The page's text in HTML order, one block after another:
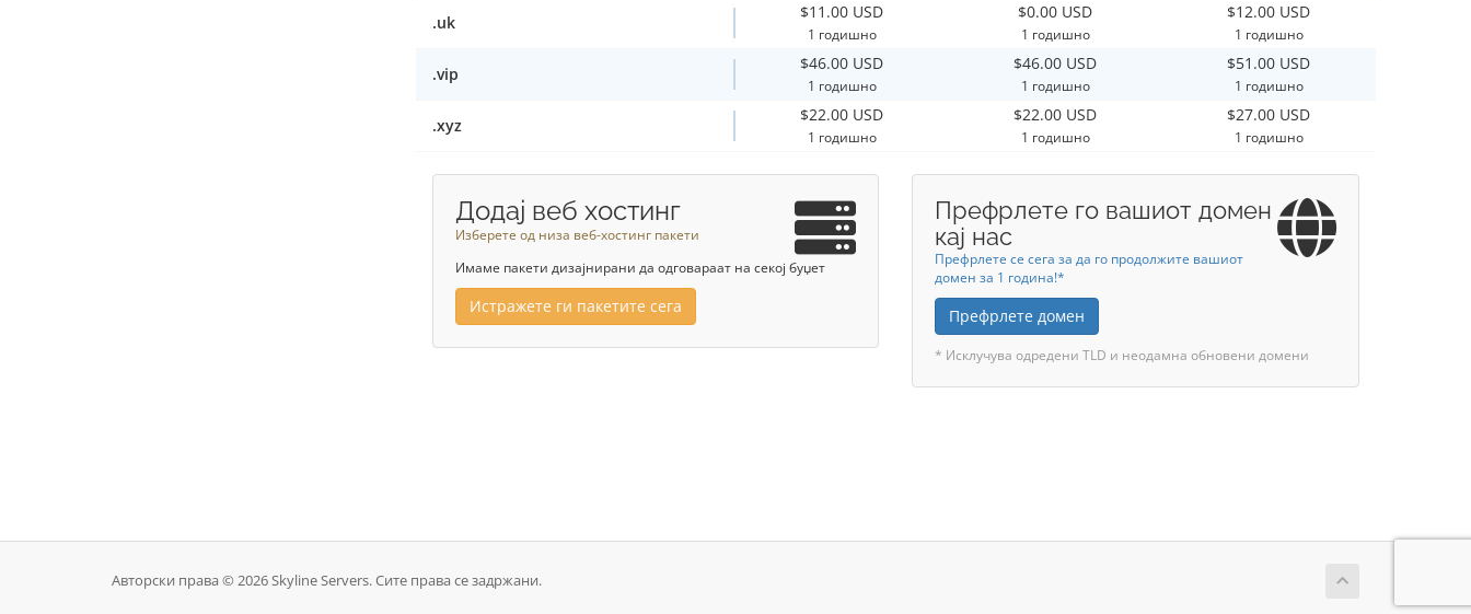
.uk
$11.00 USD
1 годишно
$0.00 USD
1 годишно
$12.00 USD
1 годишно
.vip
$46.00 USD
1 годишно
$46.00 USD
1 годишно
$51.00 USD
1 годишно
.xyz
$22.00 USD
1 годишно
$22.00 USD
1 годишно
$27.00 USD
1 годишно
Додај веб хостинг
Изберете од низа веб-хостинг пакети
Имаме пакети дизајнирани да одговараат на секој буџет
Истражете ги пакетите сега
Префрлете го вашиот домен
кај нас
Префрлете се сега за да го продолжите вашиот
домен за 1 година!*
Префрлете домен
* Исклучува одредени TLD и неодамна обновени домени
Авторски права © 2026 Skyline Servers. Сите права се задржани.